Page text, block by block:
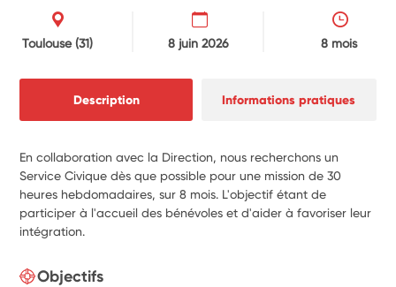
Toulouse(31) 8 juin 2026 8 mois
Description Informations pratiques
En collaboration avec la Direction, nous recherchons un
Service Civique dès que possible pour une mission de 30
heures hebdomadaires, sur 8 mois. L'objectif étant de
participer à l'accueil des bénévoles et d'aider à favoriser leur
intégration.
Objectifs